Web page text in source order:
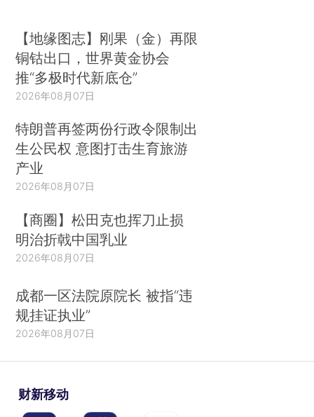
【地缘图志】刚果（金）再限
铜钴出口，世界黄金协会
推“多极时代新底仓”
2026年08月07日
特朗普再签两份行政令限制出
生公民权 意图打击生育旅游
产业
2026年08月07日
【商圈】松田克也挥刀止损
明治折戟中国乳业
2026年08月07日
成都一区法院原院长 被指“违
规挂证执业”
2026年08月07日
财新移动